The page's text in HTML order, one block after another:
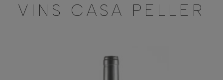
VINS CASA PELLER